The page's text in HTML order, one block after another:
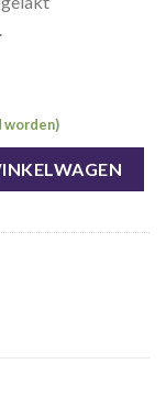
worden)